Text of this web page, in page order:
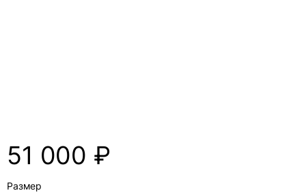
51 000 ₽
Размер